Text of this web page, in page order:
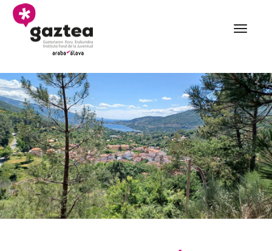
Saltar al contenido principal
020 Cienciaventura